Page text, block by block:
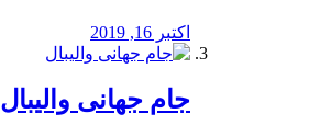
اکتبر 16, 2019
جام جهانی والیبال